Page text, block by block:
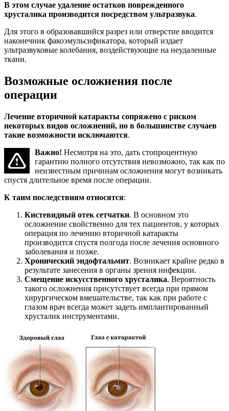
В этом случае удаление остатков поврежденного
хрусталика производится посредством ультразвука.
Для этого в образовавшийся разрез или отверстие вводится
наконечник факоэмульсификатора, который издает
ультразвуковые колебания, воздействующие на неудаленные
ткани.
Возможные осложнения после
операции
Лечение вторичной катаракты сопряжено с риском
некоторых видов осложнений, но в большинстве случаев
такие возможности исключаются.
Важно! Несмотря на это, дать стопроцентную
гарантию полного отсутствия невозможно, так как по
неизвестным причинам осложнения могут возникать
спустя длительное время после операции.
К таим последствиям относятся:
Кистевидный отек сетчатки. В основном это
осложнение свойственно для тех пациентов, у которых
операция по лечению вторичной катаракты
производится спустя полгода после лечения основного
заболевания и позже.
Хронический эндофтальмит. Возникает крайне редко в
результате занесения в органы зрения инфекции.
Смещение искусственного хрусталика. Вероятность
такого осложнения присутствует всегда при прямом
хирургическом вмешательстве, так как при работе с
глазом врач всегда может задеть имплантированный
хрусталик инструментами.